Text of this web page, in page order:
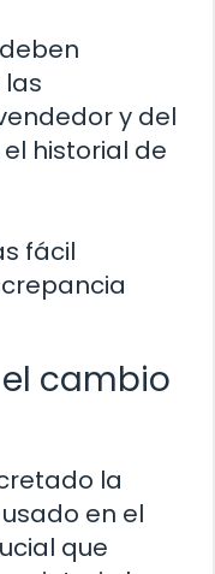
y del
historial de
fácil
cambio
la
en el
que